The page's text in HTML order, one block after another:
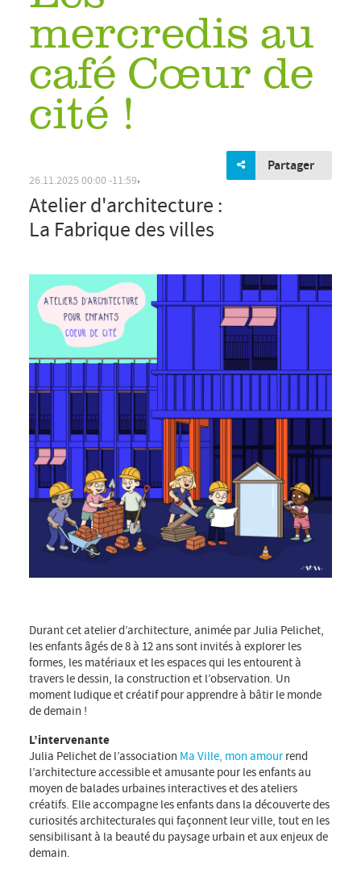
mercredis au
café Cœur de
cité !
Partager
26.11.2025 00:00 11:59,
Atelier d'architecture :
La Fabrique des villes
Durant cet atelier d’architecture, animée par Julia Pelichet,
les enfants âgés de 8 à 12 ans sont invités à explorer les
formes, les matériaux et les espaces qui les entourent à
travers le dessin, la construction et l’observation. Un
moment ludique et créatif pour apprendre à bâtir le monde
de demain !
L’intervenante
Julia Pelichet de l’association Ma Ville, mon amourrend
l’architecture accessible et amusante pour les enfants au
moyen de balades urbaines interactives et des ateliers
créatifs. Elle accompagne les enfants dans la découverte des
curiosités architecturales qui façonnent leur ville, tout en les
sensibilisant à la beauté du paysage urbain et aux enjeux de
demain.